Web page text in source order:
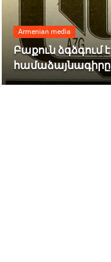
Armenian media
Բաքուն ձգձգում է
համաձայնագիրը